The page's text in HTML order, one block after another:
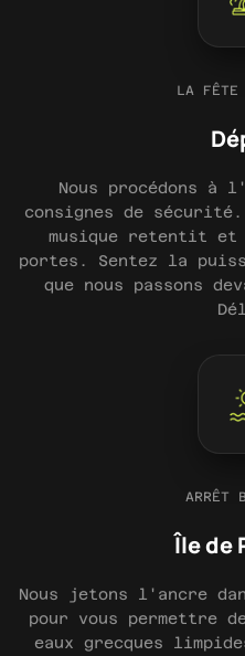
LA FÊTE
Nous procédons à
consignes de
musique retentit et
portes. Sentez la
que nous passons
ARRÊT
Île de
Nous jetons l'ancre
pour vous permettre
eaux grecques